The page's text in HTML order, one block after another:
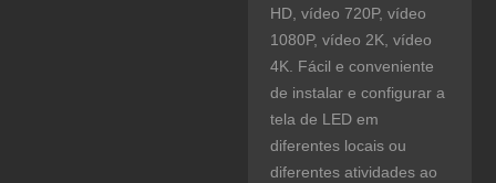
HD, vídeo 720P, vídeo
1080P, vídeo 2K, vídeo
4K. Fácil e conveniente
de instalar e configurar a
tela de LED em
diferentes locais ou
diferentes atividades ao